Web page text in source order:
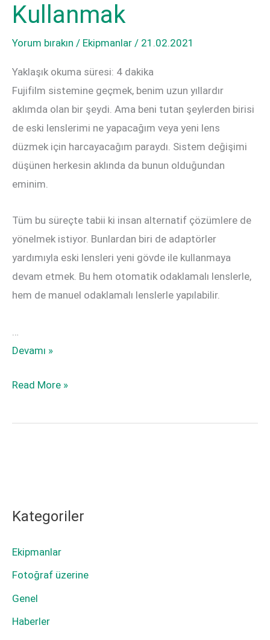
Kullanmak
Yorum bırakın / Ekipmanlar / 21.02.2021
Yaklaşık okuma süresi: 4 dakika
Fujifilm sistemine geçmek, benim uzun yıllardır
aklımda olan bir şeydi. Ama beni tutan şeylerden birisi
de eski lenslerimi ne yapacağım veya yeni lens
düzmek için harcayacağım paraydı. Sistem değişimi
düşünen herkesin aklında da bunun olduğundan
eminim.
Tüm bu süreçte tabii ki insan alternatif çözümlere de
yönelmek istiyor. Bunlardan biri de adaptörler
yardımıyla eski lensleri yeni gövde ile kullanmaya
devam etmek. Bu hem otomatik odaklamalı lenslerle,
hem de manuel odaklamalı lenslerle yapılabilir.
…
Adaptörler
Manuel
Fujifilm
Devamı »
Adaptörler
Manuel
Read More »
Kategoriler
Ekipmanlar
Fotoğraf üzerine
Genel
Haberler